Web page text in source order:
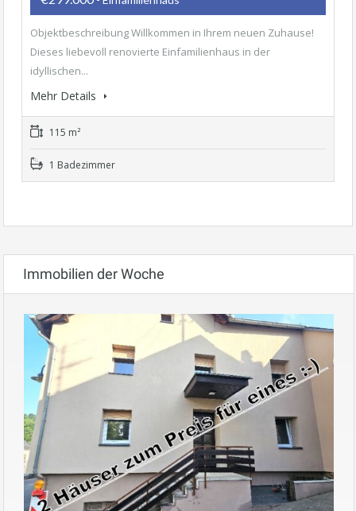
Objektbeschreibung Willkommen in Ihrem neuen Zuhause!
Dieses liebevoll renovierte Einfamilienhaus in der
idyllischen...
Mehr Details
115 m²
1 Badezimmer
Immobilien der Woche